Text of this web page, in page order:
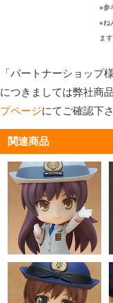
※参
※ね
ます
「パートナーショップ
につきましては弊社商
プページにてご確認下さ
関連商品